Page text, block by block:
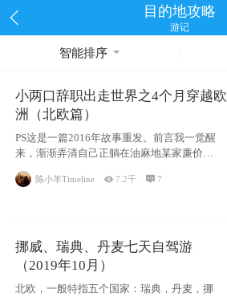
目的地攻略
游记
智能排序
小两口辞职出走世界之4个月穿越欧
洲（北欧篇）
PS这是一篇2016年故事重发。前言我一觉醒
来，渐渐弄清自己正躺在油麻地某家廉价宾
馆
陈小羊Timeline 7.2千 7
挪威、瑞典、丹麦七天自驾游
（2019年10月）
北欧，一般特指五个国家：瑞典，丹麦，挪